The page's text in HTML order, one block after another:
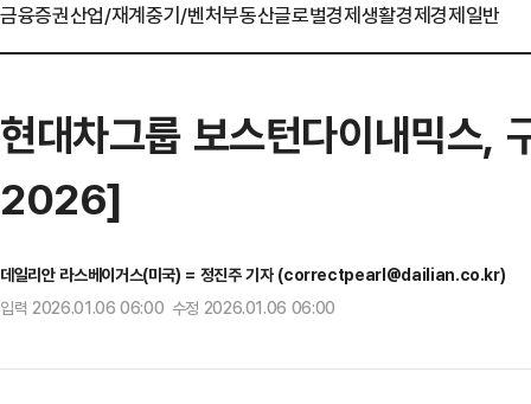
금융증권산업/재계중기/벤처부동산글로벌경제생활경제경제일반
현대차그룹 보스턴다이내믹스,
2026]
데일리안 라스베이거스(미국) = 정진주 기자 (correctpearl@dailian.co.kr)
입력 2026.01.06 06:00 수정 2026.01.06 06:00